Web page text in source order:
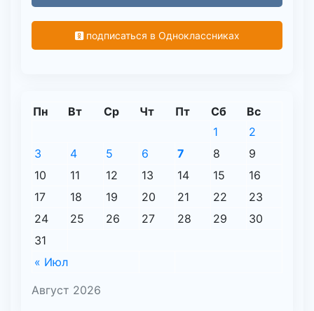
подписаться в Одноклассниках
Август 2026
Пн Вт Ср Чт Пт Сб Вс
« Июл
1
2
3
4 5 6 7 8
9
10
11 12 13 14 15
16
17
18 19 20 21 22
23
24
25 26 27 28 29
30
31